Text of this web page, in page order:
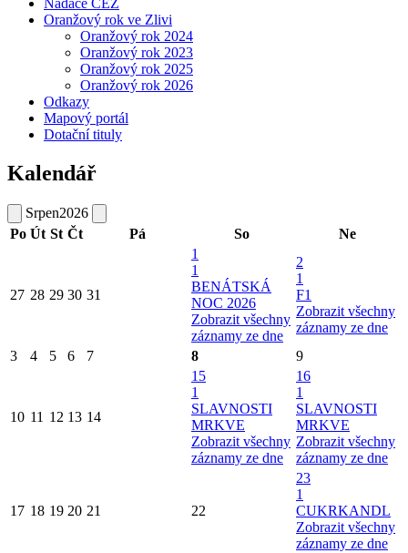
Nadace ČEZ
Oranžový rok ve Zlivi
Oranžový rok 2024
Oranžový rok 2023
Oranžový rok 2025
Oranžový rok 2026
Odkazy
Mapový portál
Dotační tituly
Kalendář
Srpen2026
Po Út St Čt Pá So Ne
27 28 29 30 31
1
1
BENÁTSKÁ
NOC 2026
Zobrazit všechny
záznamy ze dne
2
1
F1
Zobrazit všechny
záznamy ze dne
3
4 5 6 7 8 9
10 11 12 13 14
15
1
SLAVNOSTI
MRKVE
Zobrazit všechny
záznamy ze dne
16
1
SLAVNOSTI
MRKVE
Zobrazit všechny
záznamy ze dne
17 18 19 20 21 22
23
1
CUKRKANDL
Zobrazit všechny
záznamy ze dne